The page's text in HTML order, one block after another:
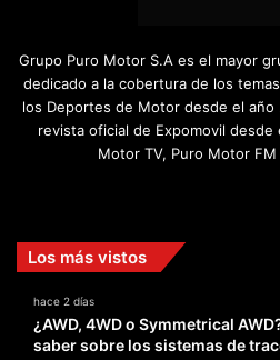
Grupo Puro Motor S.A es el mayor
dedicado a la cobertura de los
los Deportes de Motor desde el año
revista oficial de Expomovil desde
Motor TV, Puro Motor
Los más vistos
hace 2 días
¿AWD, 4WD o Symmetrical
saber sobre los sistemas de